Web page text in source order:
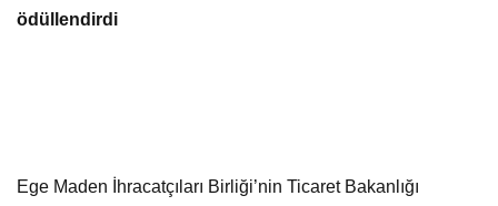
ödüllendirdi
Ege Maden İhracatçıları Birliği’nin Ticaret Bakanlığı